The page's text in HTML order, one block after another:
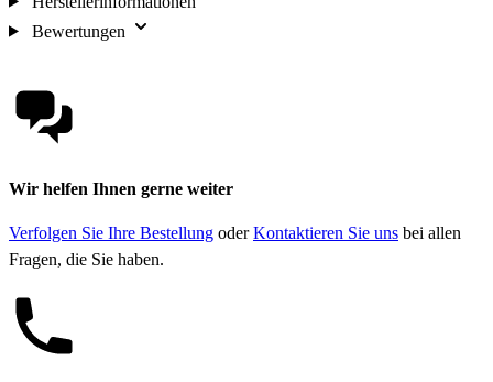
Bewertungen
Wir helfen Ihnen gerne weiter
Verfolgen Sie Ihre Bestellung oderKontaktieren Sie uns bei allen
Fragen, die Sie haben.